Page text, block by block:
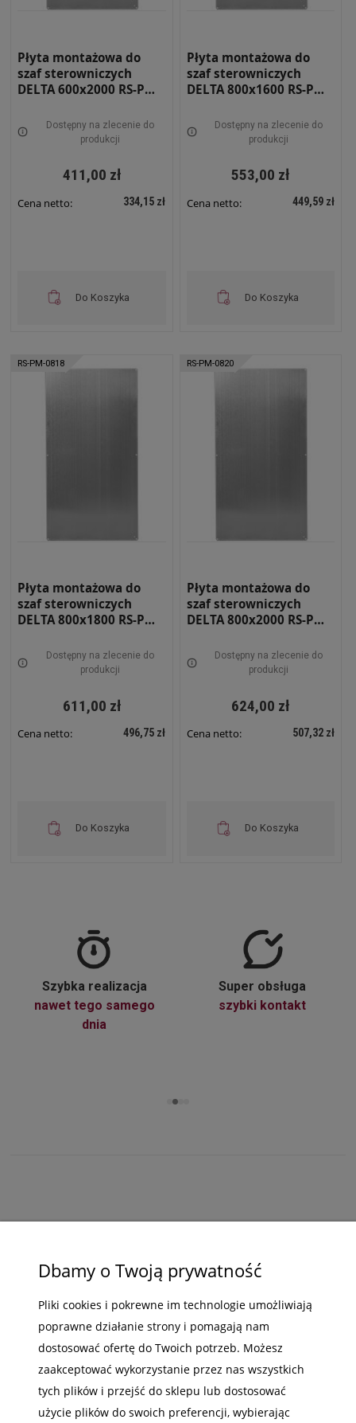
Płyta montażowa do
szaf sterowniczych
DELTA 600x2000 RS-PM-
Dostępny na zlecenie do
produkcji
411,00 zł
Cena netto: 334,15 zł
Do Koszyka
Płyta montażowa do
szaf sterowniczych
DELTA 800x1600 RS-PM-
Dostępny na zlecenie do
produkcji
553,00 zł
Cena netto: 449,59 zł
Do Koszyka
RS-PM-0818
Płyta montażowa do
szaf sterowniczych
DELTA 800x1800 RS-PM-
Dostępny na zlecenie do
produkcji
611,00 zł
Cena netto: 496,75 zł
Do Koszyka
RS-PM-0820
Płyta montażowa do
szaf sterowniczych
DELTA 800x2000 RS-PM-
Dostępny na zlecenie do
produkcji
624,00 zł
Cena netto: 507,32 zł
Do Koszyka
Szybka realizacja
nawet tego samego
dnia
Super obsługa
szybki kontakt
POMOC
MOJE KONTO
INFORMACJE
Dbamy o Twoją prywatność
Pliki cookies i pokrewne im technologie umożliwiają
poprawne działanie strony i pomagają nam
dostosować ofertę do Twoich potrzeb. Możesz
zaakceptować wykorzystanie przez nas wszystkich
tych plików i przejść do sklepu lub dostosować
użycie plików do swoich preferencji, wybierając